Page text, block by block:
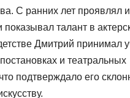
С ранних лет проявлял
показывал талант в
Дмитрий принимал
и театральных
подтверждало его